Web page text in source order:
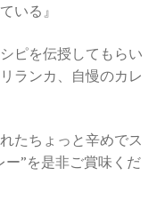
いる』
ピを伝授してもらい
ランカ、自慢のカレ
たちょっと辛めでス
”を是非ご賞味くだ